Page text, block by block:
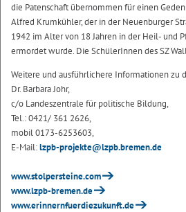
die Patenschaft übernommen für einen
Alfred Krumkühler, der in der Neuenburger
1942 im Alter von 18 Jahren in der Heil- und
ermordet wurde. Die SchülerInnen des SZ
Weitere und ausführlichere Informationen zu
Dr. Barbara Johr,
c/o Landeszentrale für politische Bildung,
Tel.: 0421/ 361 2626,
mobil 0173-6253603,
E-Mail:lzpb-projekte@lzpb.bremen.de
www.stolpersteine.com
www.lzpb-bremen.de
www.erinnernfuerdiezukunft.de